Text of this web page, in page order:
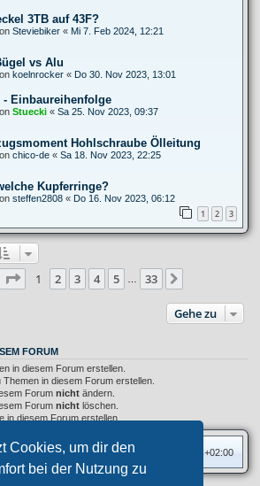
Cookies, um dir den
bei der Nutzung zu
3TB auf 43F?
Steviebiker « Mi 7. Feb 2024, 12:21
vs Alu
koelnrocker « Do 30. Nov 2023, 13:01
- Einbaureihenfolge
Stuecki « Sa 25. Nov 2023, 09:37
Hohlschraube Ölleitung
chico-de « Sa 18. Nov 2023, 22:25
Kupferringe?
steffen2808 « Do 16. Nov 2023, 06:12
1 2 3
Seite 1von 33
1 2 3 4 5 33
Gehe zu
FORUM
in diesem Forum erstellen.
in diesem Forum erstellen.
Forum nicht ändern.
Forum nicht löschen.
in diesem Forum erstellen.
Alle Zeiten sind UTC+02:00